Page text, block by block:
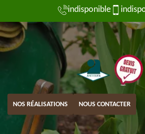
indisponible
NOS RÉALISATIONS NOUS CONTACTER